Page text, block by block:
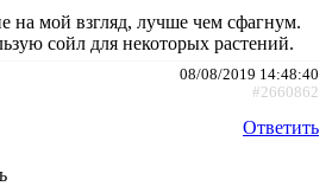
на мой взгляд, лучше чем сфагнум.
сойл для некоторых растений.
08/08/2019 14:48:40
#2660862
Ответить